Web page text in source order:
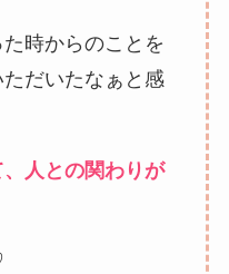
時からのことを
だいたなぁと感
人との関わりが